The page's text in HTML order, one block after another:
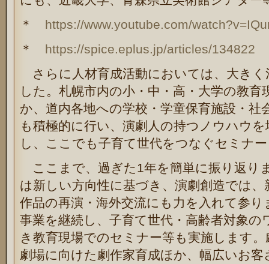
＊ https://www.youtube.com/
＊ https://spice.eplus.jp/articles/134822
さらに人材育成活動においては、大き
した。札幌市内の小・中・高・大学の教
か、道内各地への学校・学童保育施設・社
も積極的に行い、演劇人の持つノウハウ
し、ここでも子育て世代をつなぐセミナ
ここまで、過ぎた1年を簡単に振り返り
は新しい方向性に基づき、演劇創造では
作品の再演・海外交流にも力を入れて参
事業を継続し、子育て世代・高齢者対象
き教育現場でのセミナー等も実施します
劇場に向けた劇作家育成ほか、幅広いお